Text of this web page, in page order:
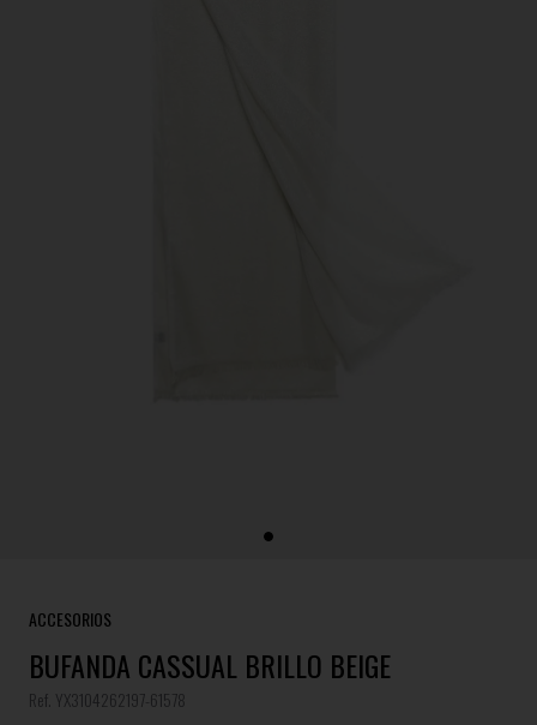
ACCESORIOS
BUFANDA CASSUAL BRILLO BEIGE
Ref. YX3104262197-61578